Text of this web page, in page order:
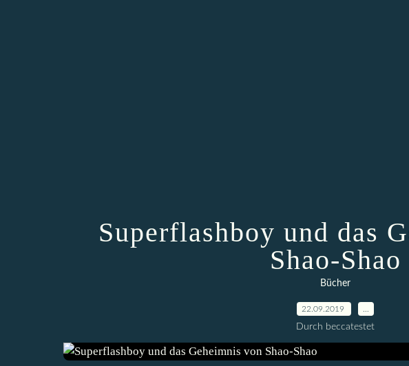
Superflashboy und das
Shao-Shao
Bücher
22.09.2019
Durch beccatestet